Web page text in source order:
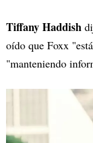
Tiffany Haddish
oído que Foxx
"manteniendo